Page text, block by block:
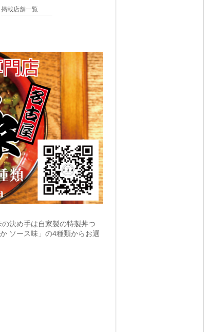
掲載店舗一覧
決め手は自家製の特製丼つ
ソース味」の4種類からお選